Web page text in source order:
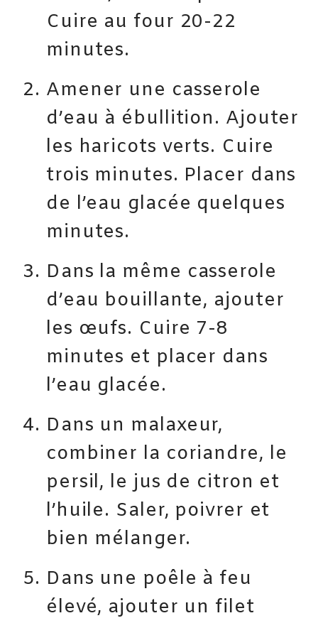
Cuire au four 20-22
minutes.
Amener une casserole
d’eau à ébullition. Ajouter
les haricots verts. Cuire
trois minutes. Placer dans
de l’eau glacée quelques
minutes.
Dans la même casserole
d’eau bouillante, ajouter
les œufs. Cuire 7-8
minutes et placer dans
l’eau glacée.
Dans un malaxeur,
combiner la coriandre, le
persil, le jus de citron et
l’huile. Saler, poivrer et
bien mélanger.
Dans une poêle à feu
élevé, ajouter un filet